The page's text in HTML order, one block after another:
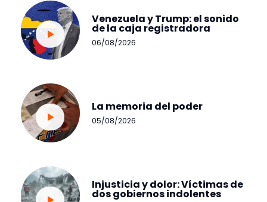
Venezuela y Trump: el sonido
de la caja registradora
06/08/2026
La memoria del poder
05/08/2026
Injusticia y dolor: Víctimas de
dos gobiernos indolentes